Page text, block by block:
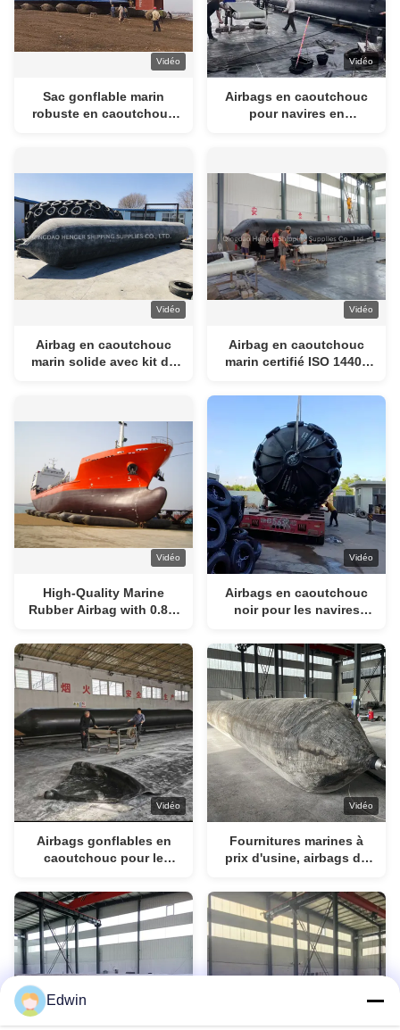
Vidéo
Sac gonflable marin
robuste en caoutchouc
Vidéo
Airbags en caoutchouc
pour navires en
Bags Durée de vie 10-15
ans Solutions durables
pour la marine
Vidéo
Airbag en caoutchouc
marin solide avec kit de
lancement du navire
Vidéo
Airbag en caoutchouc
marin certifié ISO 14409
le lancement et
l'amarrage des navires
Vidéo
High-Quality Marine
Rubber Airbag with 0.8-3
Length ISO 9001-2008
Certified for Ship
Launching and Salvaging
Vidéo
Airbags en caoutchouc
noir pour les navires
écologique efficace
Vidéo
Airbags gonflables en
caoutchouc pour le
les quais
Vidéo
Fournitures marines à
prix d'usine, airbags de
gonflables en
caoutchouc
Edwin